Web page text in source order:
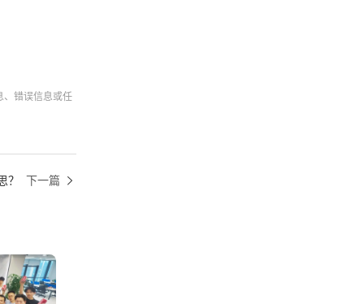
、错误信息或任
？ 下一篇